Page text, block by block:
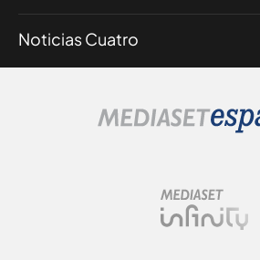
Noticias Cuatro